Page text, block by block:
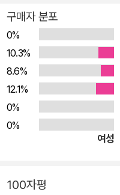
있다.
이 책에서는 유용한 도구를
있는지, 쉬운 주제부터 복잡
라이브러리 소개에 그치지 않
비전 서비스의 구축 과정을
되는 방법에 대한 아이디어를
터 비전에 대해 흥미를 느끼
에게도 도움이 될 것이다.
하다. 또한 컴퓨터 비전에
즘 구현 경험이 부족한 개발자에게
내용을 소개한다. 이미지
러 이미지 처리 라이브러리
는 이미지 읽기/쓰기 및 기
2장. '필터와 특징'에서는
eature)이 무엇을 의미하는
는 기본 이미지 특징을 설명
구매자 분포
0%
10.3%
8.6%
12.1%
0%
0%
여성
100자평